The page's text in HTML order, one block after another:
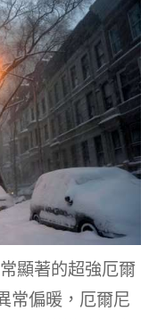
顯著的超強厄爾
常偏暖，厄爾尼